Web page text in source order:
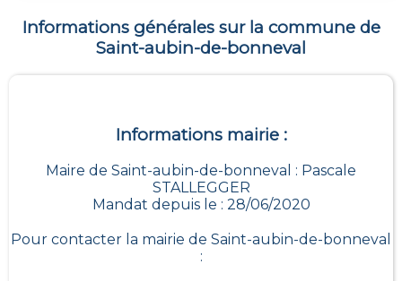
Informations générales sur la commune de
Saint-aubin-de-bonneval
Informations mairie :
Maire de Saint-aubin-de-bonneval : Pascale
STALLEGGER
Mandat depuis le : 28/06/2020
Pour contacter la mairie de Saint-aubin-de-bonneval
: